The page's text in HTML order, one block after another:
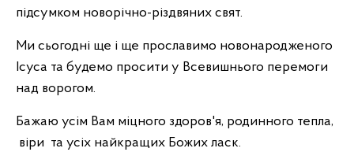
підсумком новорічно-різдвяних свят.
Ми сьогодні ще і ще прославимо новонародженого
Ісуса та будемо просити у Всевишнього перемоги
над ворогом.
Бажаю усім Вам міцного здоров'я, родинного тепла,
віри та усіх найкращих Божих ласк.